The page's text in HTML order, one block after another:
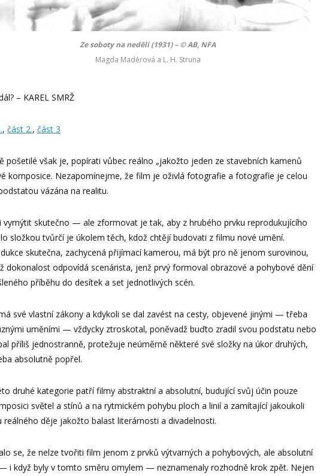
Ze soboty na neděli (1931) – © AB, NFA
Magda Maděrová a L. H. Struna
– KAREL SMRŽ
, část 2., část 3
pošetilé však je, popírati vůbec reálno „jakožto jeden ze stavebních kamenů
komposice. Nezapomínejme, že film je oživlá fotografie a fotografie je celou
vázána na realitu.
vymýtit skutečno — ale zformovat je tak, aby z hrubého prvku reprodukujícího
složkou tvůrčí je úkolem těch, kdož chtějí budovati z filmu nové umění.
skutečna, zachycená přijímací kamerou, má být pro ně jenom surovinou,
dokonalost odpovídá scenárista, jenž prvý formoval obrazové a pohybové dění
příběhu do desítek a set jednotlivých scén.
své vlastní zákony a kdykoli se dal zavést na cesty, objevené jinými — třeba
uměními — vždycky ztroskotal, poněvadž buďto zradil svou podstatu nebo
příliš jednostranně, protežuje neúměrně některé své složky na úkor druhých,
absolutně popřel.
druhé kategorie patří filmy abstraktní a absolutní, budující svůj účin pouze
světel a stínů a na rytmickém pohybu ploch a linií a zamítající jakoukoli
reálného děje jakožto balast literárnosti a divadelnosti.
se, že nelze tvořiti film jenom z prvků výtvarných a pohybových, ale absolutní
i když byly v tomto směru omylem — neznamenaly rozhodně krok zpět. Nejen